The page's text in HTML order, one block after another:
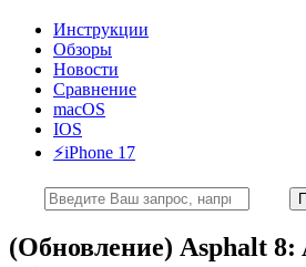
Инструкции
Обзоры
Новости
Сравнение
macOS
IOS
⚡️iPhone 17
(Обновление) Asphalt